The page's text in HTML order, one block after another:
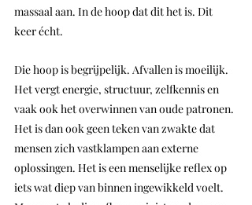
massaal aan. In de hoop dat dit het is. Dit
keer écht.
Die hoop is begrijpelijk. Afvallen is moeilijk.
Het vergt energie, structuur, zelfkennis en
vaak ook het overwinnen van oude patronen.
Het is dan ook geen teken van zwakte dat
mensen zich vastklampen aan externe
oplossingen. Het is een menselijke reflex op
iets wat diep van binnen ingewikkeld voelt.